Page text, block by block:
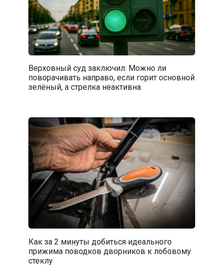
Верховный суд заключил: Можно ли
поворачивать направо, если горит основной
зелёный, а стрелка неактивна
Как за 2 минуты добиться идеального
прижима поводков дворников к лобовому
стеклу